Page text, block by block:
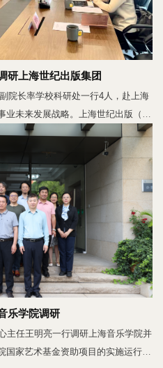
研上海世纪出版集团
院长率学校科研处一行4人，赴上海
未来发展战略。上海世纪出版（集
社长孙宏达及出版社各分管领导，上
长孙剑等出席调研。座谈会上，秦志
上海音乐出版社的深厚合作渊源，并
示，集团将紧扣“中国式现代化与上
”等十大重点方向，推进市级重点文
合，打造彰显上海文化实力的精品力
与学科优势作详细介绍。他指出，上
乐学院调研
主任王明亮一行调研上海音乐学院并
家艺术基金资助项目的实施运行、